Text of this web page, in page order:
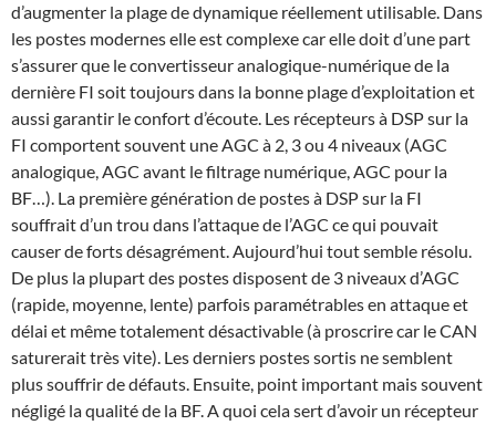
d’augmenter la plage de dynamique réellement utilisable. Dans
les postes modernes elle est complexe car elle doit d’une part
s’assurer que le convertisseur analogique-numérique de la
dernière FI soit toujours dans la bonne plage d’exploitation et
aussi garantir le confort d’écoute. Les récepteurs à DSP sur la
FI comportent souvent une AGC à 2, 3 ou 4 niveaux (AGC
analogique, AGC avant le filtrage numérique, AGC pour la
BF…). La première génération de postes à DSP sur la FI
souffrait d’un trou dans l’attaque de l’AGC ce qui pouvait
causer de forts désagrément. Aujourd’hui tout semble résolu.
De plus la plupart des postes disposent de 3 niveaux d’AGC
(rapide, moyenne, lente) parfois paramétrables en attaque et
délai et même totalement désactivable (à proscrire car le CAN
saturerait très vite). Les derniers postes sortis ne semblent
plus souffrir de défauts. Ensuite, point important mais souvent
négligé la qualité de la BF. A quoi cela sert d’avoir un récepteur